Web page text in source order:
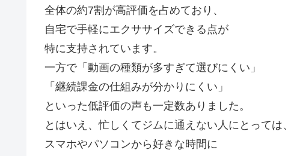
全体の約7割が高評価を占めており、
自宅で手軽にエクササイズできる点が
特に支持されています。
一方で「動画の種類が多すぎて選びにくい」
「継続課金の仕組みが分かりにくい」
といった低評価の声も一定数ありました。
とはいえ、忙しくてジムに通えない人にとっては、
スマホやパソコンから好きな時間に